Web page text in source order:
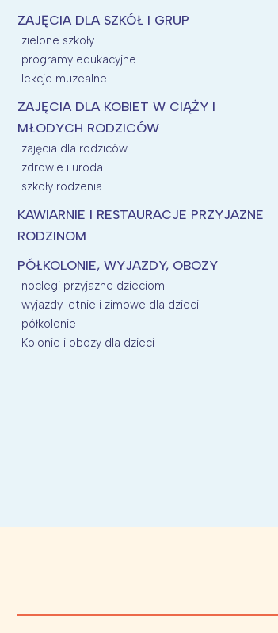
ZAJĘCIA DLA SZKÓŁ I GRUP
zielone szkoły
programy edukacyjne
lekcje muzealne
ZAJĘCIA DLA KOBIET W CIĄŻY I
MŁODYCH RODZICÓW
zajęcia dla rodziców
zdrowie i uroda
szkoły rodzenia
KAWIARNIE I RESTAURACJE PRZYJAZNE
RODZINOM
PÓŁKOLONIE, WYJAZDY, OBOZY
noclegi przyjazne dzieciom
wyjazdy letnie i zimowe dla dzieci
półkolonie
Kolonie i obozy dla dzieci